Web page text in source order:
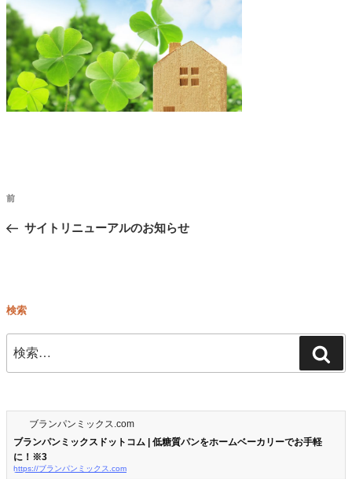
ナ
シ
ン
前
の
前
サイトリニューアルのお知らせ
検索
検
索:
ブランパンミックス.com
ブランパンミックスドットコム | 低糖質パンをホームベーカリーでお手軽
に！※3
https://ブランパンミックス.com